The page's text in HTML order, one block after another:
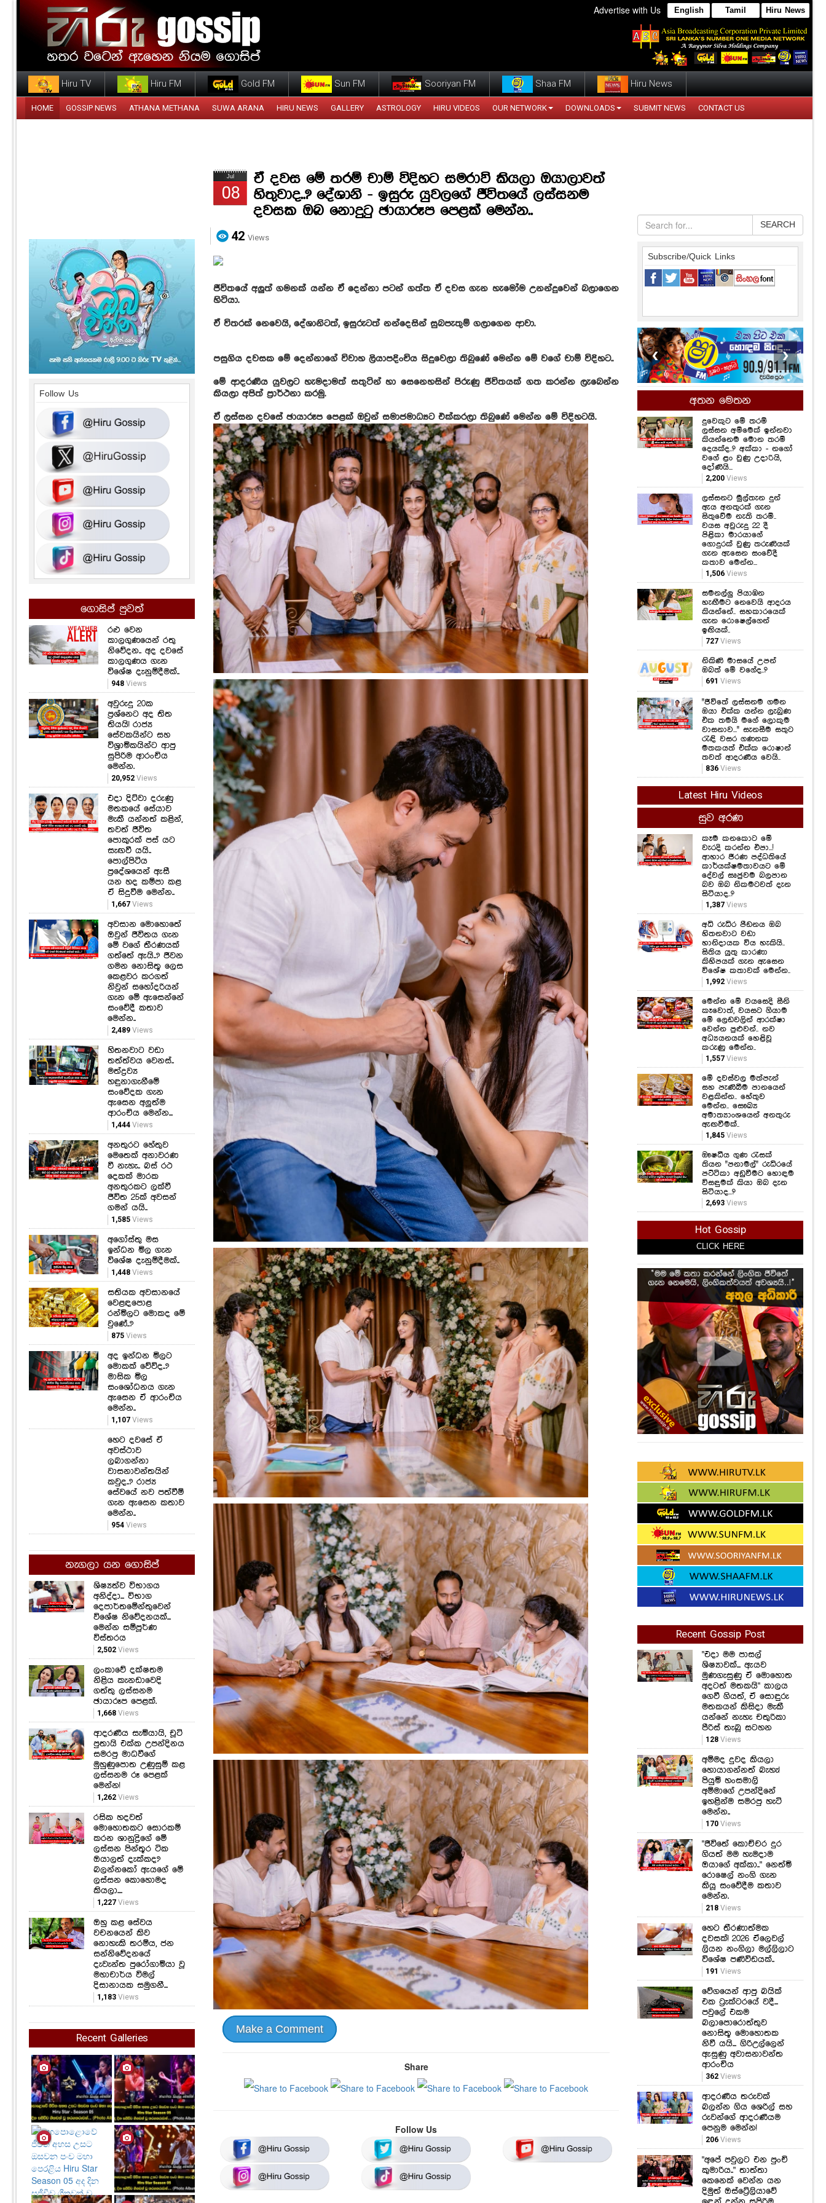
Advertise with Us English Tamil Hiru News
Hiru TV Hiru FM Gold FM Sun FM Sooriyan FM Shaa FM Hiru News
HOME GOSSIP NEWS ATHANA METHANA SUWA ARANA HIRU NEWS GALLERY ASTROLOGY HIRU VIDEOS OUR NETWORK DOWNLOADS SUBMIT NEWS CONTACT US
Jul
08
ඒ දවස මේ තරම් චාම් විදිහට සමරාවි කියලා ඔයාලාවත්
හිතුවාද..? දේශානි - ඉසුරු යුවලගේ ජීවිතයේ ලස්සනම
දවසක ඔබ නොදුටු ඡායාරූප පෙළක් මෙන්න..
42 Views
ජීවිතයේ අලුත් ගමනක් යන්න ඒ දෙන්නා පටන් ගත්ත ඒ දවස ගැන හැමෝම උනන්දුවෙන් බලාගෙන
හිටියා.
ඒ විතරක් නෙවෙයි, දේශානිටත්, ඉසුරුටත් නන්දෙසින් සුබපැතුම් ගලාගෙන ආවා.
පසුගිය දවසක මේ දෙන්නාගේ විවාහ ලියාපදිංචිය සිදුවෙලා තිබුණේ මෙන්න මේ වගේ චාම් විදිහට..
මේ ආදරණීය යුවලට හැමදාමත් සතුටින් හා සෙනෙහසින් පිරුණු ජීවිතයක් ගත කරන්න ලැබෙන්න
කියලා අපිත් ප්‍රාර්ථනා කරමු.
ඒ ලස්සන දවසේ ඡායාරූප පෙළක් ඔවුන් සමාජමාධ්‍යට එක්කරලා තිබුණේ මෙන්න මේ විදිහටයි.
Make a Comment
Share
Follow Us
SEARCH
Subscribe/Quick Links
❮ ❯
අතන මෙතන
දුවෙකුට මේ තරම්
ලස්සන අම්මෙක් ඉන්නවා
කියන්නෙම මොන තරම්
දෙයක්ද..? අක්කා - නගෝ
වගේ ළං වුණු උදාරියි,
දෝණියි...
2,200 Views
ලස්සනට මුල්තැන දුන්
ඇය අනතුරක් ගැන
සිතුවේම නැති තරම්..
වයස අවුරුදු 22 දී
පිළිකා මාරයාගේ
ගොදුරක් වුණු තරුණියක්
ගැන ඇසෙන සංවේදී
කතාව මෙන්න...
1,506 Views
සමනල්ලු පියාඹන
හැඟීමට නෙවෙයි ආදරය
කියන්නේ.. සහකාරයෙක්
ගැන රොෂෙල්ගෙන්
ඉඟියක්..
727 Views
නිකිණි මාසයේ උපන්
ඔබත් මේ වගේද..?
691 Views
"ජීවිතේ ලස්සනම ගමන
ඔයා එක්ක යන්න ලැබුණ
එක තමයි මගේ ලොකුම
වාසනාව..." සැනසීම සතුට
රැඳි වසර ගණනක
මතකයත් එක්ක රොෂාන්
තවත් ආදරණීය වෙයි..
836 Views
Latest Hiru Videos
සුව අරණ
කෑම කනකොට මේ
වැරදි කරන්න එපා...!
ආහාර ජීරණ පද්ධතියේ
කාර්යක්ෂමතාවයට මේ
දේවල් සෘජුවම බලපාන
බව ඔබ නිකමටවත් දැන
සිටියාද..?
1,387 Views
අධි රුධිර පීඩනය ඔබ
හිතනවාට වඩා
හානිදායක විය හැකියි..
සිතිය යුතු කාරණා
කිහිපයක් ගැන ඇසෙන
විශේෂ කතාවක් මෙන්න..
1,992 Views
මෙන්න මේ වයසෙදි සීනි
කෑවොත්, වයසට ගියාම
මේ ලෙඩවලින් ආරක්ෂා
වෙන්න පුළුවන්.. නව
අධ්‍යයනයක් හෙළිවූ
කරුණු මෙන්න..
1,557 Views
මේ දවස්වල මත්පැන්
සහ පැණිබීම පානයෙන්
වළකින්න.. හේතුව
මෙන්න.. සෞඛ්‍ය
අමාත්‍යාංශයෙන් අනතුරු
ඇඟවීමක්..
1,845 Views
ඖෂධීය ගුණ රැසක්
තියන "පනාමල්" රුධිරයේ
පට්ටිකා අඩුවීමට හොඳම
විසඳුමක් කියා ඔබ දැන
සිටියාද...?
2,693 Views
Hot Gossip
CLICK HERE
CLICK HERE
Recent Gossip Post
"එදා මම පාසල්
ශිෂ්‍යාවක්... ඇයව
මුණගැසුණු ඒ මොහොත
අදටත් මතකයි" කාලය
ගෙවී ගියත්, ඒ සොඳුරු
මතකයන් කිසිදා මැකී
යන්නේ නැහැ චතුරිකා
පීරිස් තැබූ සටහන
128 Views
අම්මද දුවද කියලා
හොයාගන්නත් බැහැ!
පියුමි හංසමාලි
අම්මාගේ උපන්දිනේ
ඉහළින්ම සමරපු හැටි
මෙන්න..
170 Views
"ජීවිතේ කොච්චර දුර
ගියත් මම හැමදාම
ඔයාගේ අක්කා.." නෙත්මි
රොෂෙල් නංගි ගැන
කියූ සංවේදීම කතාව
මෙන්න.
218 Views
හෙට තීරණාත්මක
දවසක්! 2026 ඒලෙවල්
ලියන නංගිලා මල්ලිලාට
විශේෂ පණිවිඩයක්..
191 Views
වේගයෙන් ආපු බයික්
එක ට්‍රැක්ටරයේ වදී...
පවුලේ එකම
බලාපොරොත්තුව
නොසිතූ මොහොතක
නිවී යයි... ගිරිඋල්ලෙන්
ඇසුණු අවාසනාවන්ත
ආරංචිය
362 Views
ආදරණීය තරුවක්
බලන්න ගිය ශෙරිල් සහ
රුවන්ගේ ආදරණීයම
පෙනුම මෙන්න!
206 Views
"අපේ පවුලට එන පුංචි
කුමාරිය.." තාත්තා
කෙනෙක් වෙන්න යන
දිමුත් ඔස්ට්‍රේලියාවේ
Follow Us
ගොසිප් පුවත්
රළු වෙන
කාලගුණයෙන් රතු
නිවේදන.. අද දවසේ
කාලගුණය ගැන
විශේෂ දැනුම්දීමක්..
948Views
අවුරුදු 20ක
ප්‍රශ්නෙට අද තිත
තියයි! රාජ්‍ය
සේවකයින්ට සහ
විශ්‍රාමිකයින්ට ආපු
සුපිරිම ආරංචිය
මෙන්න.
20,952Views
එදා දිට්වා දරුණු
මතකයේ සේයාව
මැකී යන්නත් කළින්,
තවත් ජීවිත
පොකුරක් පස් යට
සැඟවී යයි..
පොල්පිටිය
ප්‍රදේශයෙන් ඇසී
යන හද කම්පා කළ
ඒ සිදුවීම මෙන්න..
1,667Views
අවසාන මොහොතේ
ඔවුන් ජීවිතය ගැන
මේ වගේ තීරණයක්
ගත්තේ ඇයි..? ජීවන
ගමන නොසිතූ ලෙස
කෙළවර කරගත්
නිවුන් සහෝදරියන්
ගැන මේ ඇසෙන්නේ
සංවේදී කතාව
මෙන්න..
2,489Views
හිතනවාට වඩා
තත්ත්වය වෙනස්..
මත්ද්‍රව්‍ය
හඳුනාගැනීමේ
සංවේදක ගැන
ඇසෙන අලුත්ම
ආරංචිය මෙන්න...
1,444Views
අනතුරට හේතුව
මෙතෙක් අනාවරණ
වී නැහැ.. බස් රථ
දෙකක් මාරක
අනතුරකට ලක්වී
ජීවිත 25ක් අවසන්
ගමන් යයි..
1,585Views
අගෝස්තු මස
ඉන්ධන මිල ගැන
විශේෂ දැනුම්දීමක්..
1,448Views
සතියක අවසානයේ
වෙළඳපොළ
රන්මිලට මොකද මේ
වුණේ..?
875Views
අද ඉන්ධන මිලට
මොකක් වේවිද..?
මාසික මිල
සංශෝධනය ගැන
ඇසෙන ඒ ආරංචිය
මෙන්න..
1,107Views
හෙට දවසේ ඒ
අවස්ථාව
ලබාගන්නා
වාසනාවන්තයින්
කවුද..? රාජ්‍ය
සේවයේ නව පත්වීම්
ගැන ඇසෙන කතාව
මෙන්න..
954Views
නැගලා යන ගොසිප්
ශිෂ්‍යත්ව විභාගය
අනිද්දා... විභාග
දෙපාර්තමේන්තුවෙන්
විශේෂ නිවේදනයක්...
මෙන්න සම්පූර්ණ
විස්තරය
2,502 Views
ලංකාවේ දක්ෂතම
නිළිය කැනඩාවෙදි
ගත්තු ලස්සනම
ඡායාරූප පෙළක්.
1,668 Views
ආදරණීය සැමියායි, චූටි
පුතායි එක්ක උපන්දිනය
සමරපු මාධවීගේ
මුහුණුපොත උණුසුම් කළ
ලස්සනම රූ පෙළක්
මෙන්න!
1,262 Views
රසික හදවත්
මොහොතකට සොරකම්
කරන ශානුද්‍රිගේ මේ
ලස්සන පින්තූර ටික
ඔයාලත් දැක්කද?
බලන්නකෝ ඇයගේ මේ
ලස්සන කොහොමද
කියලා....
1,227 Views
ඔහු කළ සේවය
වචනයෙන් කිව
නොහැකි තරම්ය, ජන
සන්නිවේදනයේ
දැවැන්ත පුරෝගාමියා වූ
මහාචාර්ය විමල්
දිසානායක සමුගනී...
1,183 Views
Recent Galleries